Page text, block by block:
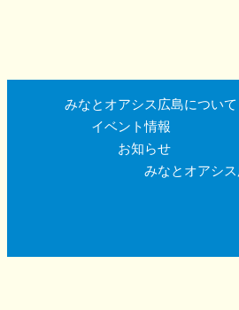
みなとオアシス広島について
イベント情報
お知らせ
みなとオアシ